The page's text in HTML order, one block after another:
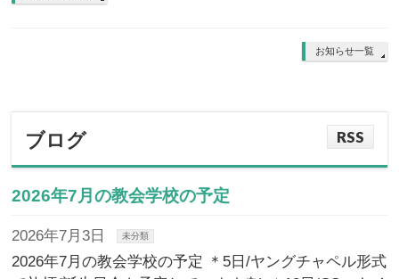
お知らせ一覧
ブログ RSS
2026年7月の教会学校の予定
2026年7月3日 未分類
2026年7月の教会学校の予定 ＊5日/ヤングチャペル形式